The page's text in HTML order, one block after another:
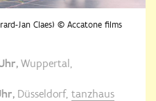
Jan Claes) © Accatone films
Wuppertal,
Düsseldorf, tanzhaus